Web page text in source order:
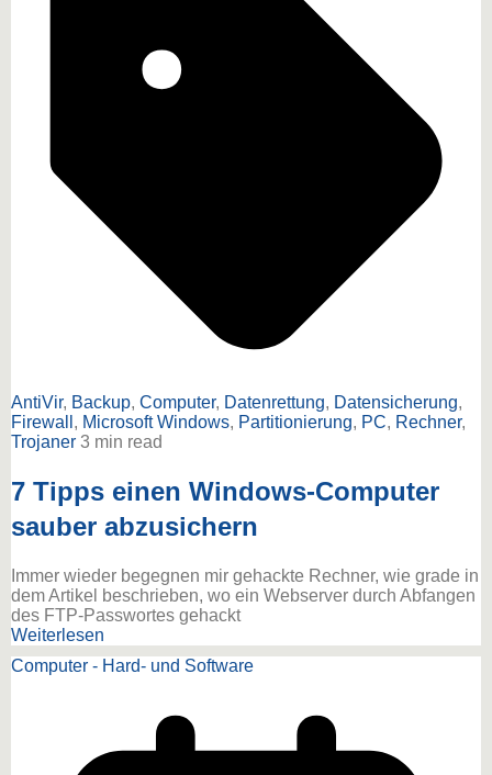
AntiVir, Backup, Computer, Datenrettung, Datensicherung,
Firewall , Microsoft Windows, Partitionierung, PC, Rechner,
Trojaner 3 min read
7 Tipps einen Windows-Computer
sauber abzusichern
Immer wieder begegnen mir gehackte Rechner, wie grade in
dem Artikel beschrieben, wo ein Webserver durch Abfangen
des FTP-Passwortes gehackt
Weiterlesen
Computer - Hard- und Software